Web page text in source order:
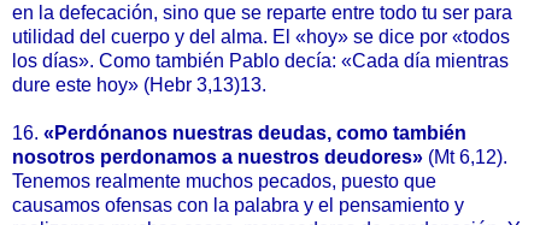
en la defecación, sino que se reparte entre todo tu ser para
utilidad del cuerpo y del alma. El «hoy» se dice por «todos
los días». Como también Pablo decía: «Cada día mientras
dure este hoy» (Hebr 3,13)13.
16. «Perdónanos nuestras deudas, como también
nosotros perdonamos a nuestros deudores» (Mt 6,12).
Tenemos realmente muchos pecados, puesto que
causamos ofensas con la palabra y el pensamiento y